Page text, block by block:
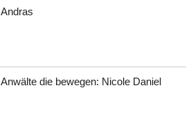
Andras
Anwälte die bewegen: Nicole Daniel